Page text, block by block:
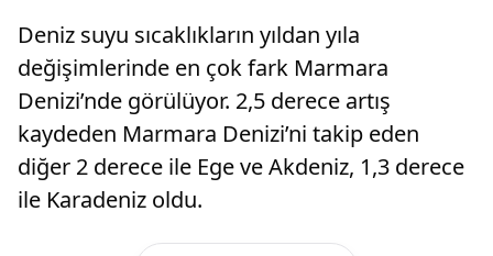
Deniz suyu sıcaklıkların yıldan yıla
değişimlerinde en çok fark Marmara
Denizi’nde görülüyor. 2,5 derece artış
kaydeden Marmara Denizi’ni takip eden
diğer 2 derece ile Ege ve Akdeniz, 1,3 derece
ile Karadeniz oldu.